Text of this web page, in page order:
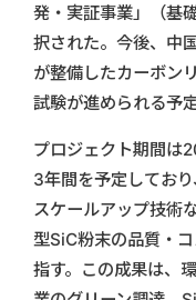
発・実証事業」（基
択された。今後、中
が整備したカーボン
試験が進められる予定
プロジェクト期間は
3年間を予定してお
スケールアップ技術
型SiC粉末の品質・
指す。この成果は、